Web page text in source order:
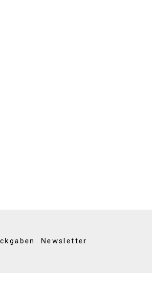
Newsletter